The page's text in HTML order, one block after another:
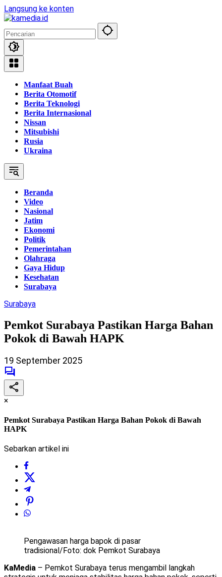
Langsung ke konten
Manfaat Buah
Berita Otomotif
Berita Teknologi
Berita Internasional
Nissan
Mitsubishi
Rusia
Ukraina
Beranda
Video
Nasional
Jatim
Ekonomi
Politik
Pemerintahan
Olahraga
Gaya Hidup
Kesehatan
Surabaya
Surabaya
Pemkot Surabaya Pastikan Harga Bahan
Pokok di Bawah HAPK
19 September 2025
×
Pemkot Surabaya Pastikan Harga Bahan Pokok di Bawah
HAPK
Sebarkan artikel ini
Pengawasan harga bapok di pasar
tradisional/Foto: dok Pemkot Surabaya
KaMedia – Pemkot Surabaya terus mengambil langkah